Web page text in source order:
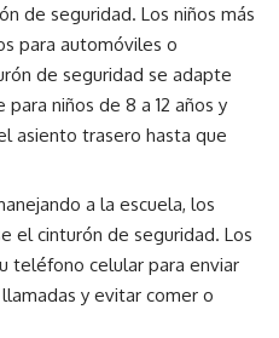
de seguridad. Los niños más
para automóviles o
de seguridad se adapte
niños de 8 a 12 años y
asiento trasero hasta que
a la escuela, los
el cinturón de seguridad. Los
teléfono celular para enviar
y evitar comer o